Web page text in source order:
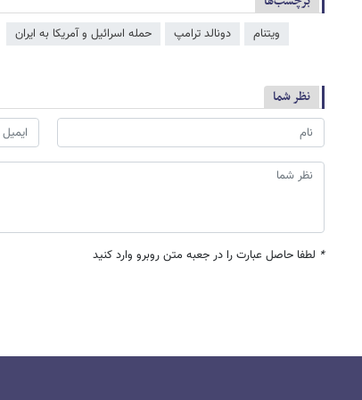
ویتنام دونالد ترامپ حمله اسرائیل و آمریکا به ایران
نظر شما
* لطفا حاصل عبارت را در جعبه متن روبرو وارد کنید